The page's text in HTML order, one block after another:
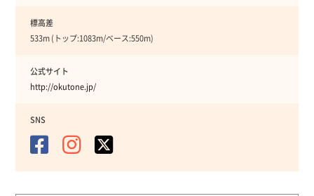
標高差
533m (トップ:1083m/ベース:550m)
公式サイト
http://okutone.jp/
SNS